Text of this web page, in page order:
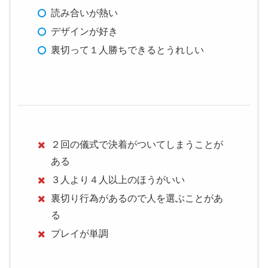
読み合いが熱い
デザインが好き
裏切って１人勝ちできるとうれしい
２回の儀式で決着がついてしまうことが
ある
３人より４人以上のほうがいい
裏切り行為があるので人を選ぶことがあ
る
プレイが単調